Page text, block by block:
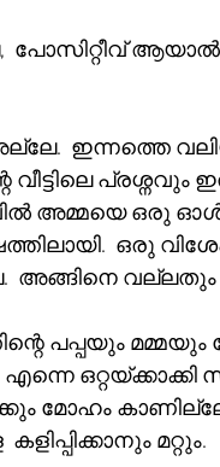
ഇന്നത്തെ
വീട്ടിലെ
അമ്മയെ ഒരു
ഒരു
അങ്ങിനെ
പപ്പയും
മോഹം
മറ്റും.